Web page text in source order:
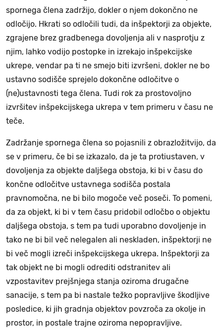
spornega člena zadržijo, dokler o njem dokončno ne
odločijo. Hkrati so odločili tudi, da inšpektorji za objekte,
zgrajene brez gradbenega dovoljenja ali v nasprotju z
njim, lahko vodijo postopke in izrekajo inšpekcijske
ukrepe, vendar pa ti ne smejo biti izvršeni, dokler ne bo
ustavno sodišče sprejelo dokončne odločitve o
(ne)ustavnosti tega člena. Tudi rok za prostovoljno
izvršitev inšpekcijskega ukrepa v tem primeru v času ne
teče.
Zadržanje spornega člena so pojasnili z obrazložitvijo, da
se v primeru, če bi se izkazalo, da je ta protiustaven, v
dovoljenja za objekte daljšega obstoja, ki bi v času do
končne odločitve ustavnega sodišča postala
pravnomočna, ne bi bilo mogoče več poseči. To pomeni,
da za objekt, ki bi v tem času pridobil odločbo o objektu
daljšega obstoja, s tem pa tudi uporabno dovoljenje in
tako ne bi bil več nelegalen ali neskladen, inšpektorji ne
bi več mogli izreči inšpekcijskega ukrepa. Inšpektorji za
tak objekt ne bi mogli odrediti odstranitev ali
vzpostavitev prejšnjega stanja oziroma drugačne
sanacije, s tem pa bi nastale težko popravljive škodljive
posledice, ki jih gradnja objektov povzroča za okolje in
prostor, in postale trajne oziroma nepopravljive.